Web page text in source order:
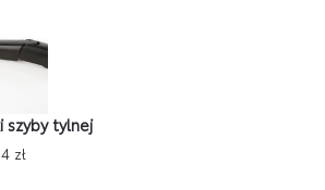
szyby tylnej
zł